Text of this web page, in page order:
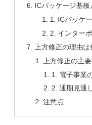
ICパッケージ基
1. ICパッケ
2. インター
上方修正の理由
上方修正の主
1. 電子事業
2. 通期見通
注意点